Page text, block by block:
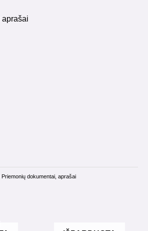
Priemonių dokumentai, aprašai